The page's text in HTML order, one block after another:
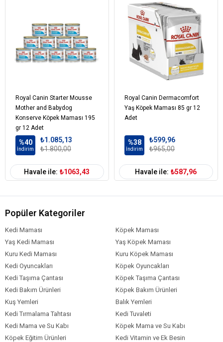
Besin Katkı Maddeleri
D3 Vitamini 166,7 IU
E Vitamini 30,3 mg
Bakır (Bakır(II) sülfat pentahidrat) 0,9 mg
Çinko (Çinko sülfat monohidrat) 0,9 mg
Manganez (Mangan sülfat monohidrat) 0,3 mg
İyot (Potasyum iyodür) 0,3 mg
Köpek Yaş
Aralığı
Yetişkin (1-7 Yaş)
Köpek Irk
Boyutu
Köpek Maması
İçerik
Sığır
Köpek Maması
Çoklu Paket
Köpek Maması
Ambalaj
Köpek Irk
Özelliği
Tümüne Uygun
Çoklu Paket
Royal Canin Starter Mousse
Mother and Babydog
Konserve Köpek Maması 195
gr 12 Adet
%40
İndirim
₺1.085,13
₺1.800,00
Havale ile: ₺1063,43
Royal Canin Dermacomfort
Yaş Köpek Maması 85 gr 12
Adet
%38
İndirim
₺599,96
₺965,00
Havale ile: ₺587,96
Popüler Kategoriler
Kedi Maması
Köpek Maması
Yaş Kedi Maması
Yaş Köpek Maması
Kuru Kedi Maması
Kuru Köpek Maması
Kedi Oyuncakları
Köpek Oyuncakları
Kedi Taşıma Çantası
Köpek Taşıma Çantası
Kedi Bakım Ürünleri
Köpek Bakım Ürünleri
Kuş Yemleri
Balık Yemleri
Kedi Tırmalama Tahtası
Kedi Tuvaleti
Kedi Mama ve Su Kabı
Köpek Mama ve Su Kabı
Köpek Eğitim Ürünleri
Kedi Vitamin ve Ek Besin